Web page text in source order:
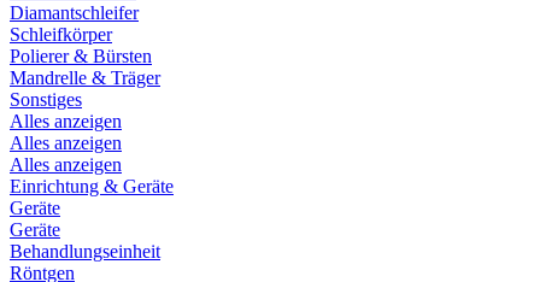
Diamantschleifer
Schleifkörper
Polierer & Bürsten
Mandrelle & Träger
Sonstiges
Alles anzeigen
Alles anzeigen
Alles anzeigen
Einrichtung & Geräte
Geräte
Geräte
Behandlungseinheit
Röntgen